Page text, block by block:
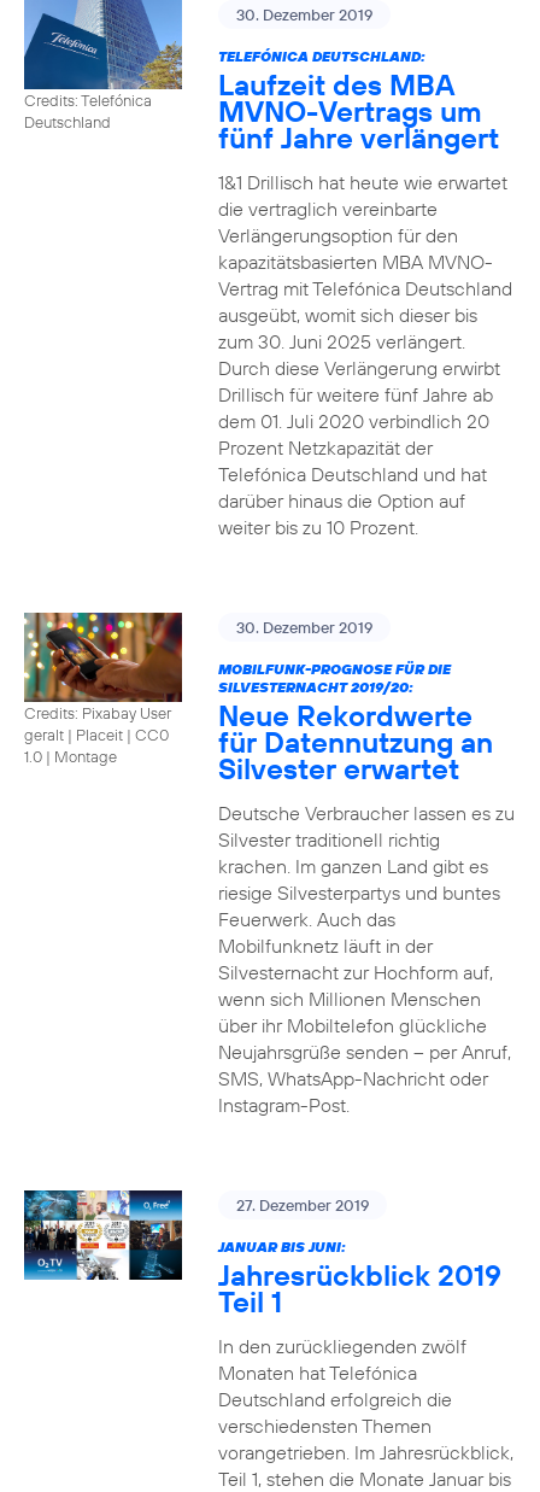
Credits: Telefónica
Deutschland
30. Dezember 2019
TELEFÓNICA DEUTSCHLAND:
Laufzeit des MBA
MVNO-Vertrags um
fünf Jahre verlängert
1&1 Drillisch hat heute wie erwartet
die vertraglich vereinbarte
Verlängerungsoption für den
kapazitätsbasierten MBA MVNO-
Vertrag mit Telefónica Deutschland
ausgeübt, womit sich dieser bis
zum 30. Juni 2025 verlängert.
Durch diese Verlängerung erwirbt
Drillisch für weitere fünf Jahre ab
dem 01. Juli 2020 verbindlich 20
Prozent Netzkapazität der
Telefónica Deutschland und hat
darüber hinaus die Option auf
weiter bis zu 10 Prozent.
Credits: Pixabay User
geralt | Placeit | CC0
1.0 | Montage
30. Dezember 2019
MOBILFUNK-PROGNOSE FÜR DIE
SILVESTERNACHT 2019/20:
Neue Rekordwerte
für Datennutzung an
Silvester erwartet
Deutsche Verbraucher lassen es zu
Silvester traditionell richtig
krachen. Im ganzen Land gibt es
riesige Silvesterpartys und buntes
Feuerwerk. Auch das
Mobilfunknetz läuft in der
Silvesternacht zur Hochform auf,
wenn sich Millionen Menschen
über ihr Mobiltelefon glückliche
Neujahrsgrüße senden – per Anruf,
SMS, WhatsApp-Nachricht oder
Instagram-Post.
27. Dezember 2019
JANUAR BIS JUNI:
Jahresrückblick 2019
Teil 1
In den zurückliegenden zwölf
Monaten hat Telefónica
Deutschland erfolgreich die
verschiedensten Themen
vorangetrieben. Im Jahresrückblick,
Teil 1, stehen die Monate Januar bis